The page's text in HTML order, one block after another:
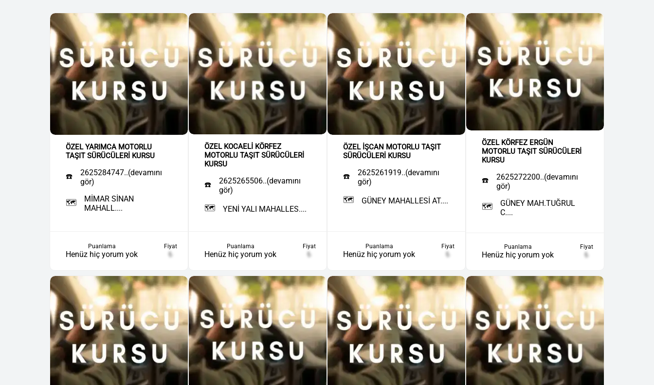
ÖZEL YARIMCA MOTORLU
TAŞIT SÜRÜCÜLERİ KURSU
☎️
2625284747..(devamını
gör)
🗺️
MİMAR SİNAN
MAHALL....
Puanlama
Henüz hiç yorum yok
Fiyat
₺
ÖZEL KOCAELİ KÖRFEZ
MOTORLU TAŞIT SÜRÜCÜLERİ
KURSU
☎️
2625265506..(devamını
gör)
🗺️
YENİ YALI MAHALLES....
Puanlama
Henüz hiç yorum yok
Fiyat
₺
ÖZEL İŞCAN MOTORLU TAŞIT
SÜRÜCÜLERİ KURSU
☎️
2625261919..(devamını
gör)
🗺️
GÜNEY MAHALLESİ AT....
Puanlama
Henüz hiç yorum yok
Fiyat
₺
ÖZEL KÖRFEZ ERGÜN
MOTORLU TAŞIT SÜRÜCÜLERİ
KURSU
☎️
2625272200..(devamını
gör)
🗺️
GÜNEY MAH.TUĞRUL
C....
Puanlama
Henüz hiç yorum yok
Fiyat
₺